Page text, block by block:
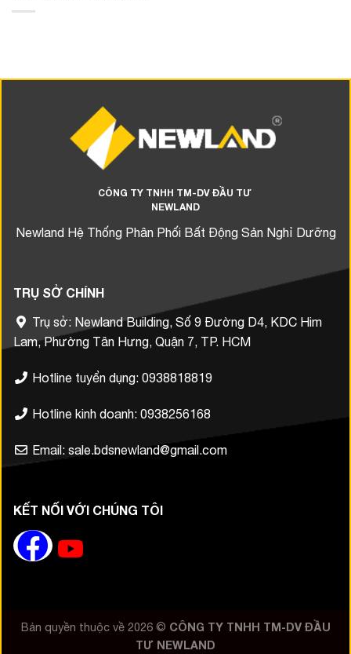
CÔNG TY TNHH TM-DV ĐẦU TƯ
NEWLAND
Newland Hệ Thống Phân Phối Bất Động Sản Nghỉ Dưỡng
TRỤ SỞ CHÍNH
Trụ sở: Newland Building, Số 9 Đường D4, KDC Him
Lam, Phường Tân Hưng, Quận 7, TP. HCM
Hotline tuyển dụng: 0938818819
Hotline kinh doanh: 0938256168
Email: sale.bdsnewland@gmail.com
KẾT NỐI VỚI CHÚNG TÔI
Bản quyền thuộc về 2026 © CÔNG TY TNHH TM-DV ĐẦU
TƯ NEWLAND